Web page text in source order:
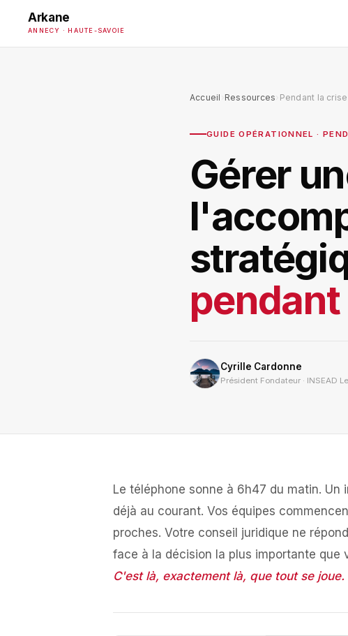
Arkane
ANNECY · HAUTE-SAVOIE
Accueil Ressources Pendant la crise
GUIDE OPÉRATIONNEL ·
Gérer
Cyrille Cardonne
Président Fondateur · INSEAD
Le téléphone sonne à 6h47 du matin.
déjà au courant. Vos équipes
proches. Votre conseil juridique ne
face à la décision la plus importante que
C'est là, exactement là, que tout se joue.